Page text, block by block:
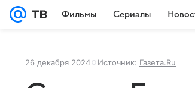
Фильмы Сериалы
26 декабря 2024 Источник: Газета.Ru